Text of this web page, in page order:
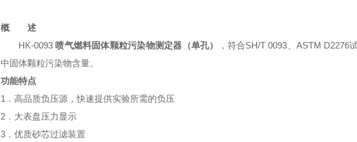
概 述
HK-0093 喷气燃料固体颗粒污染物测定器（单孔）
，符合SH/T 0093、ASTM
中固体颗粒污染物含量。
功能特点
1．高品质负压源，快速提供实验所需的负压
2．大表盘压力显示
3．优质砂芯过滤装置